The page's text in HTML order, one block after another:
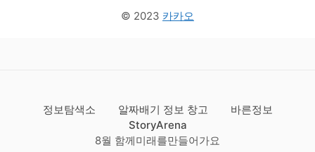
© 2023 카카오
정보탐색소 알짜배기 정보 창고
바른정보
StoryArena
8월 함께미래를만들어가요